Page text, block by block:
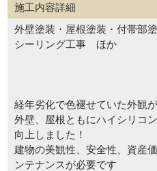
施工内容詳細
外壁塗装・屋根塗装・付帯部
シーリング工事 ほか
経年劣化で色褪せていた外観
外壁、屋根ともにハイシリコ
向上しました！
建物の美観性、安全性、資産
ンテナンスが必要です